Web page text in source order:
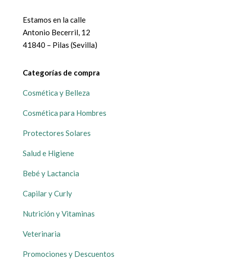
Estamos en la calle
Antonio Becerril, 12
41840 – Pilas (Sevilla)
Categorías de compra
Cosmética y Belleza
Cosmética para Hombres
Protectores Solares
Salud e Higiene
Bebé y Lactancia
Capilar y Curly
Nutrición y Vitaminas
Veterinaria
Promociones y Descuentos